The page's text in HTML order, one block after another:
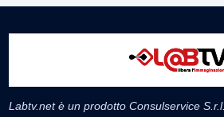
Labtv.net è un prodotto Consulservice S.r.l.